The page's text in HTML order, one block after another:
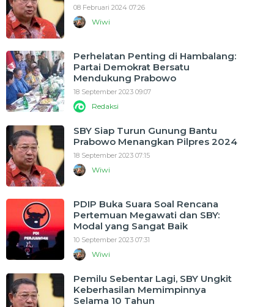
08 Februari 2024 07:26
Wiwi
Perhelatan Penting di Hambalang:
Partai Demokrat Bersatu
Mendukung Prabowo
18 September 2023 09:07
Redaksi
SBY Siap Turun Gunung Bantu
Prabowo Menangkan Pilpres 2024
18 September 2023 07:15
Wiwi
PDIP Buka Suara Soal Rencana
Pertemuan Megawati dan SBY:
Modal yang Sangat Baik
10 September 2023 07:31
Wiwi
Pemilu Sebentar Lagi, SBY Ungkit
Keberhasilan Memimpinnya
Selama 10 Tahun